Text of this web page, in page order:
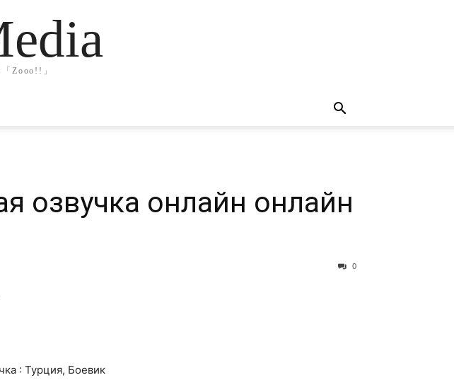
Zooo!!」
озвучка онлайн онлайн
0
: Турция, Боевик